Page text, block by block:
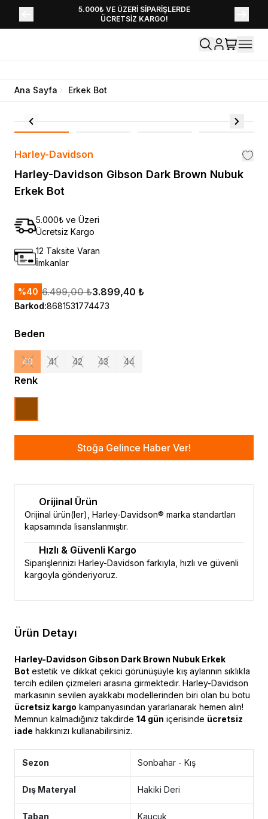
5.000₺ VE ÜZERİ SİPARİŞLERDE
ÜCRETSİZ KARGO!
YENİ SEZON KOLEKSİYONU EKLENDİ,
HEMEN KEŞFET!
Ana Sayfa Erkek Bot
Harley-Davidson
Harley-Davidson Gibson Dark Brown Nubuk
Erkek Bot
5.000₺ ve Üzeri
Ücretsiz Kargo
12 Taksite Varan
İmkanlar
%40 6.499,00 ₺3.899,40 ₺
Barkod:8681531774473
Beden
40 41 42 43 44
Renk
Stoğa Gelince Haber Ver!
Orijinal Ürün
Orijinal ürün(ler), Harley-Davidson® marka standartları
kapsamında lisanslanmıştır.
Hızlı & Güvenli Kargo
Siparişlerinizi Harley-Davidson farkıyla, hızlı ve güvenli
kargoyla gönderiyoruz.
Ürün Detayı
Harley-Davidson Gibson Dark Brown Nubuk Erkek
Bot estetik ve dikkat çekici görünüşüyle kış aylarının sıklıkla
tercih edilen çizmeleri arasına girmektedir. Harley-Davidson
markasının sevilen ayakkabı modellerinden biri olan bu botu
ücretsiz kargo kampanyasından yararlanarak hemen alın!
Memnun kalmadığınız takdirde 14 gün içerisinde ücretsiz
iade hakkınızı kullanabilirsiniz.
Sezon Sonbahar - Kış
Dış Materyal Hakiki Deri
Taban Kauçuk